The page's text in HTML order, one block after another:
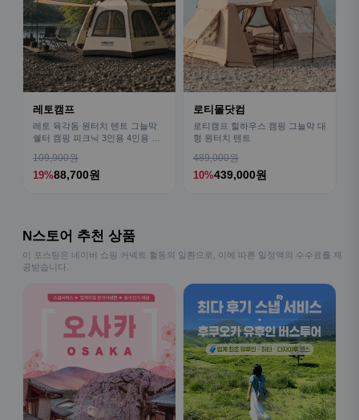
레토캠프
레토 육각돔 원터치 텐트 그늘막
쉘터 캠핑 피크닉 3인용 4인용 패
109,900원
19%88,700원
로티몰닷컴
로티캠프 힐하우스 캠핑 그늘막 대
형 원터치 텐트
489,000원
10%439,000원
N스토어 추천 상품
이 포스팅은 네이버 쇼핑 커넥트 활동의 일환으로, 이에 따른 일정액의 수수료를 제
공받습니다.